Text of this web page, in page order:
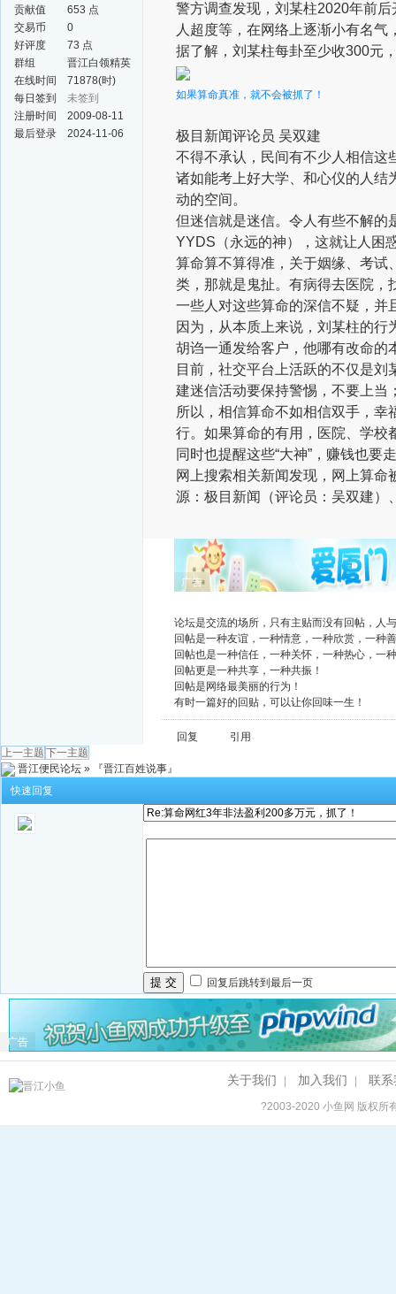
贡献值
653 点
交易币
0
好评度
73 点
群组
晋江白领精英
群
在线时间
71878(时)
每日签到
未签到
注册时间
2009-08-11
最后登录
2024-11-06
警方调查发现，刘某柱2020年前
人超度等，在网络上逐渐小有名气
据了解，刘某柱每卦至少收300元
如果算命真准，就不会被抓了！
极目新闻评论员 吴双建
不得不承认，民间有不少人相信这
诸如能考上好大学、和心仪的人结
动的空间。
但迷信就是迷信。令人有些不解的
YYDS（永远的神），这就让人困
算命算不算得准，关于姻缘、考试
类，那就是鬼扯。有病得去医院，
一些人对这些算命的深信不疑，并
因为，从本质上来说，刘某柱的
胡诌一通发给客户，他哪有改命的
目前，社交平台上活跃的不仅是
建迷信活动要保持警惕，不要上当
所以，相信算命不如相信双手，
行。如果算命的有用，医院、学校
同时也提醒这些“大神”，赚钱也要
网上搜索相关新闻发现，网上算命
源：极目新闻（评论员：吴双建）
广告
论坛是交流的场所，只有主贴而没有回帖，人
回帖是一种友谊，一种情意，一种欣赏，一种
回帖也是一种信任，一种关怀，一种热心，一
回帖更是一种共享，一种共振！
回帖是网络最美丽的行为！
有时一篇好的回贴，可以让你回味一生！
回复
引用
上一主题 下一主题
晋江便民论坛 »
『晋江百姓说事』
快速回复
提 交 回复后跳转到最后一页
广告
关于我们 加入我们 联系
?2003-2020小鱼网 版权所